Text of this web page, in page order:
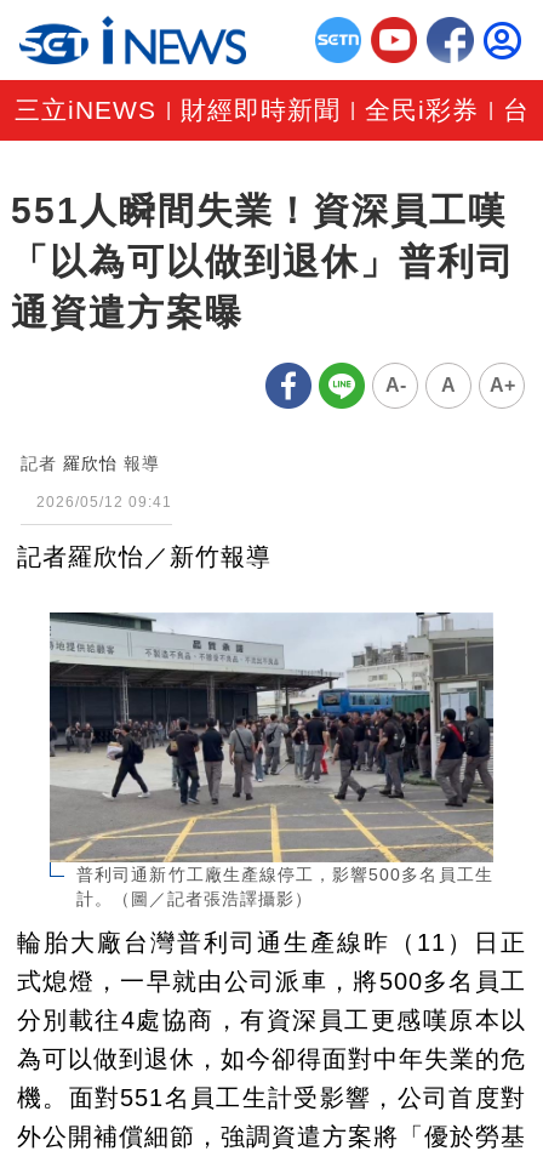
三立iNEWS 財經即時新聞 |全民i彩券 台
551人瞬間失業！資深員工嘆
「以為可以做到退休」普利司
通資遣方案曝
A- A A+
記者 羅欣怡 報導
2026/05/12 09:41
記者羅欣怡／新竹報導
普利司通新竹工廠生產線停工，影響500多名員工生
計。（圖／記者張浩譯攝影）
輪胎大廠台灣普利司通生產線昨（11）日正
式熄燈，一早就由公司派車，將500多名員工
分別載往4處協商，有資深員工更感嘆原本以
為可以做到退休，如今卻得面對中年失業的危
機。面對551名員工生計受影響，公司首度對
外公開補償細節，強調資遣方案將「優於勞基